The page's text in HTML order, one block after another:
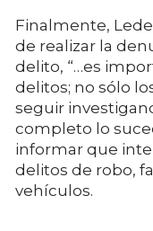
Finalmente,
de realizar la
delito, “…es
delitos; no sólo
seguir
completo lo
informar que
delitos de robo,
vehículos.